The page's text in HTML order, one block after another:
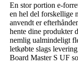
En stor portion e-
en hel del forskellige
anvendt er
hente dine produkter
nemlig ualmindeligt
letkøbte slags
Board Master S UF